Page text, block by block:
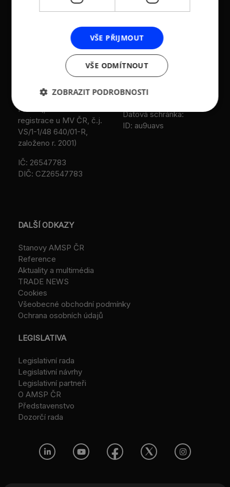
středních podniků a
živnostníků České
republiky (AMSP ČR)
Zápis v OR: Spisová
značka L 12282 vedená u
Městského soudu v
Praze (původní
registrace u MV ČR, č.j.
VS/1-1/48 640/01-R,
založeno r. 2001)
IČ: 26547783
DIČ: CZ26547783
186 00 Praha 8 - Karlín
T:+420 236 080 454
M:+420 733 722 512
web: www.amsp.cz
Datová schránka:
ID: au9uavs
DALŠÍ ODKAZY
Stanovy AMSP ČR
Reference
Aktuality a multimédia
TRADE NEWS
Cookies
Všeobecné obchodní podmínky
Ochrana osobních údajů
LEGISLATIVA
Legislativní rada
Legislativní návrhy
Legislativní partneři
O AMSP ČR
Představenstvo
Dozorčí rada
VŠE PŘIJMOUT
VŠE ODMÍTNOUT
ZOBRAZIT PODROBNOSTI